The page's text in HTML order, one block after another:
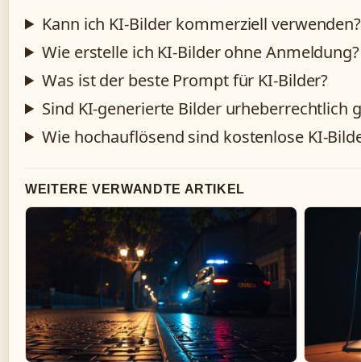
Kann ich KI-Bilder kommerziell verwenden?
Wie erstelle ich KI-Bilder ohne Anmeldung?
Was ist der beste Prompt für KI-Bilder?
Sind KI-generierte Bilder urheberrechtlich
Wie hochauflösend sind kostenlose KI-
WEITERE VERWANDTE ARTIKEL